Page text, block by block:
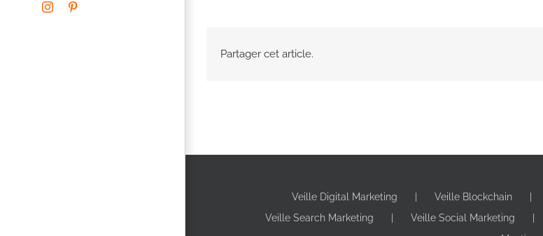
Instagram
Partager cet article.
Veille Digital Marketing Veille Blockchain
Veille Search Marketing
Veille Social Marketing